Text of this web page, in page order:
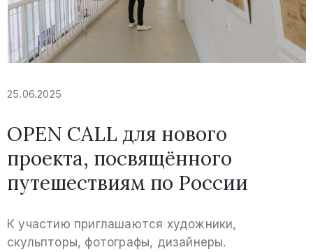
25.06.2025
OPEN CALL для нового
проекта, посвящённого
путешествиям по России
К участию приглашаются художники,
скульпторы, фотографы, дизайнеры.